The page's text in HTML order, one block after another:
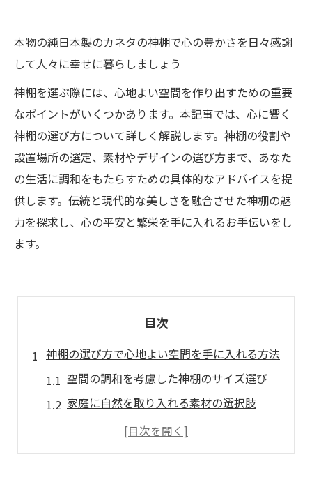
本物の純日本製のカネタの神棚で心の豊かさを日々感謝
して人々に幸せに暮らしましょう
神棚を選ぶ際には、心地よい空間を作り出すための重要
なポイントがいくつかあります。本記事では、心に響く
神棚の選び方について詳しく解説します。神棚の役割や
設置場所の選定、素材やデザインの選び方まで、あなた
の生活に調和をもたらすための具体的なアドバイスを提
供します。伝統と現代的な美しさを融合させた神棚の魅
力を探求し、心の平安と繁栄を手に入れるお手伝いをし
ます。
目次
神棚の選び方で心地よい空間を手に入れる方法
空間の調和を考慮した神棚のサイズ選び
家庭に自然を取り入れる素材の選択肢
伝統的なデザインで心に安らぎを与える
モダンなデザインで新しい魅力を発見